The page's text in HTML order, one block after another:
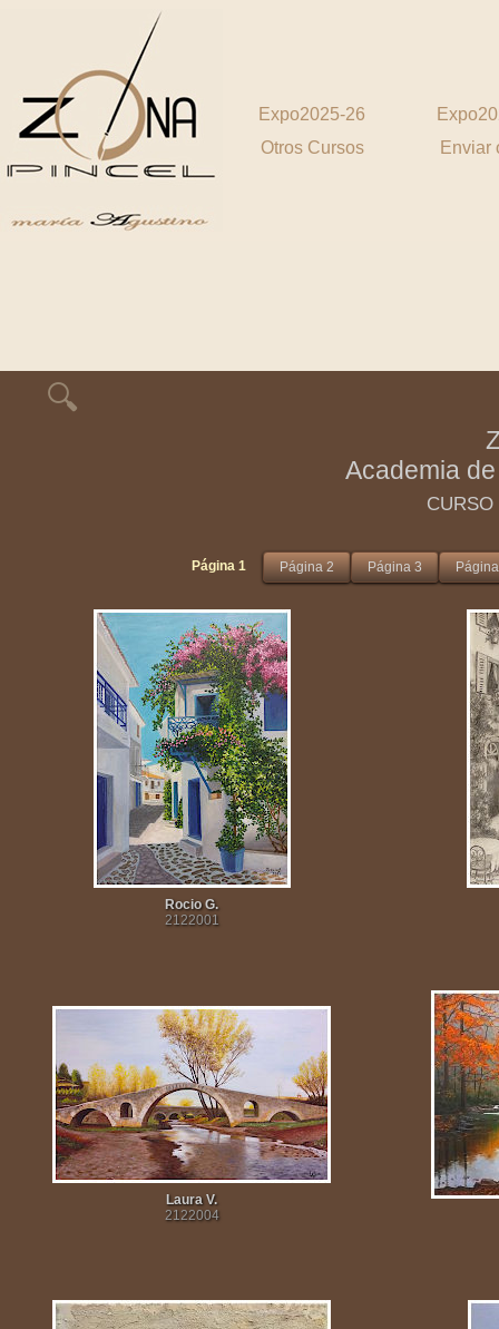
Expo2025-26
Otros Cursos
Enviar
🔍
Academia
Página 1 Página 2 Página 3
Rocio G.
2122001
Laura V.
2122004